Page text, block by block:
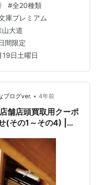
581-0013 大阪府八尾
コ書店内書物は知恵の
・暮らしに働く本屋
#全20種類
庫プレミアム
山大道
間限定
日土曜日
ブログver. • 4年前
舗店頭買取用クーポ
(その1～その4) |
庫プレミアム 中央
道 宝島[※重要]JICC
年03月14日(月曜日)